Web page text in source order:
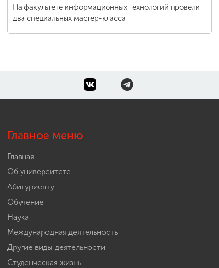
На факультете информационных технологий провели
два специальных мастер-класса
Главное меню
Главная
Об университете
Абитуриенту
Обучение
Наука
Международная деятельность
Другие виды деятельности
Студенческая жизнь